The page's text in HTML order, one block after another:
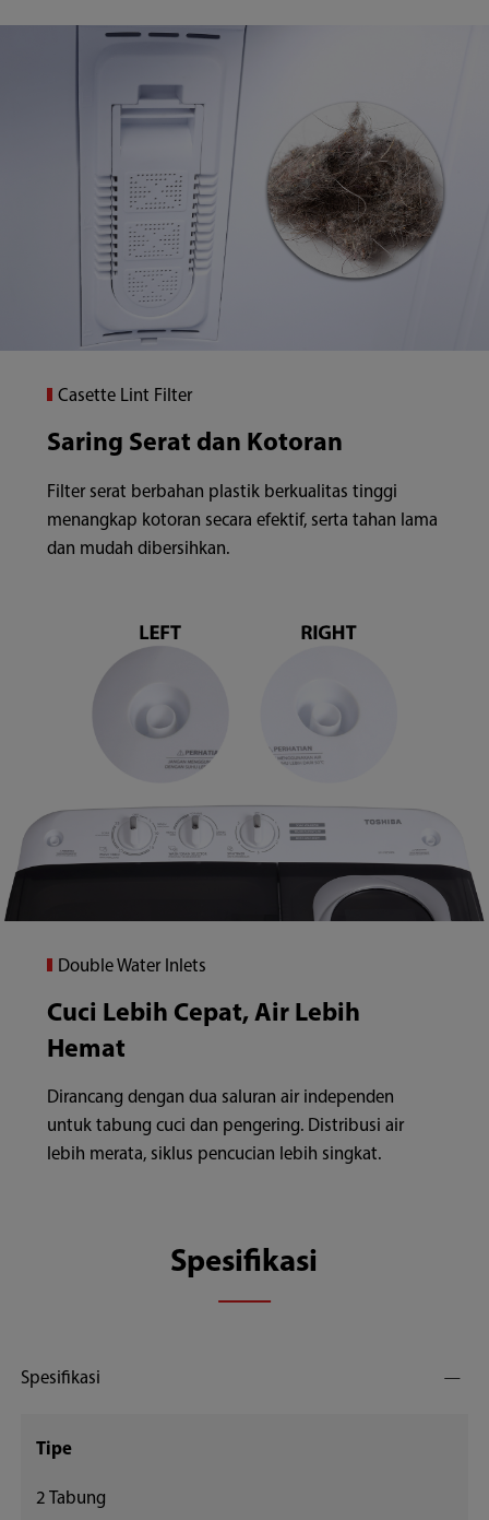
Casette Lint Filter
Saring Serat dan Kotoran
Filter serat berbahan plastik berkualitas tinggi
menangkap kotoran secara efektif, serta tahan lama
dan mudah dibersihkan.
Double Water Inlets
Cuci Lebih Cepat, Air Lebih
Hemat
Dirancang dengan dua saluran air independen
untuk tabung cuci dan pengering. Distribusi air
lebih merata, siklus pencucian lebih singkat.
Spesifikasi
Spesifikasi
Tipe
2 Tabung